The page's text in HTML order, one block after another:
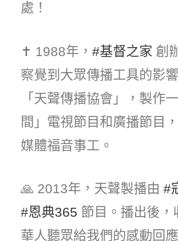
處！
✝ 1988年， #基督之家​ 創
察覺到大眾傳播工具的影
「天聲傳播協會」，製作
間」電視節目和廣播節目
媒體福音事工。
🙏 2013年，天聲製播由 #
#恩典365​ 節目。播出後
華人聽眾給我們的感動回